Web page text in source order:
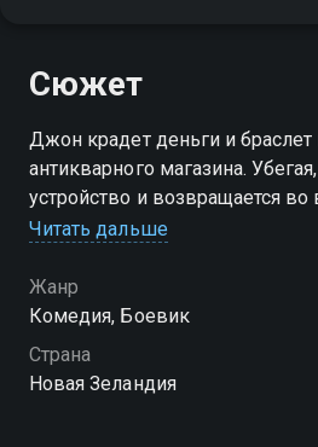
Сюжет
Джон крадет деньги и браслет
антикварного магазина.
устройство и возвращается
несколько минут назад . Такие
формируют Мегавременной
Читать дальше
Жанр
Комедия, Боевик
Страна
Новая Зеландия